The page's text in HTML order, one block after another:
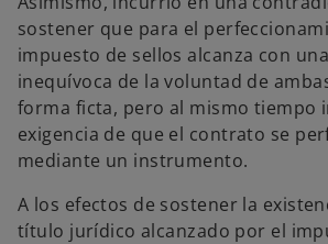
sostener que para el
impuesto de sellos alcanza con
inequívoca de la voluntad de
forma ficta, pero al mismo tiempo
exigencia de que el contrato se
mediante un instrumento.
A los efectos de sostener la
título jurídico alcanzado por el